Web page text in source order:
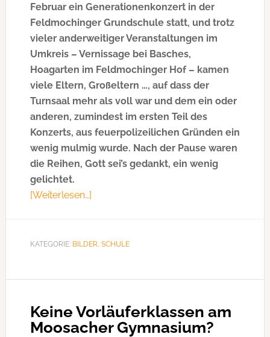
Februar ein Generationenkonzert in der
Feldmochinger Grundschule statt, und trotz
vieler anderweitiger Veranstaltungen im
Umkreis – Vernissage bei Basches,
Hoagarten im Feldmochinger Hof – kamen
viele Eltern, Großeltern …, auf dass der
Turnsaal mehr als voll war und dem ein oder
anderen, zumindest im ersten Teil des
Konzerts, aus feuerpolizeilichen Gründen ein
wenig mulmig wurde. Nach der Pause waren
die Reihen, Gott sei’s gedankt, ein wenig
gelichtet.
[Weiterlesen…]
Generationenkonzert
KATEGORIE: BILDER, SCHULE
Keine Vorläuferklassen am
Moosacher Gymnasium?